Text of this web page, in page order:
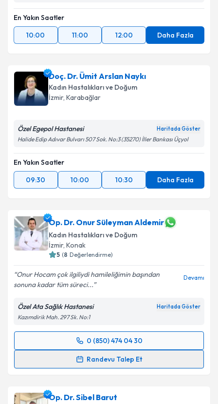
En Yakın Saatler
10:00
11:00 12:00 Daha Fazla
Doç. Dr. Ümit Arslan Naykı
Kadın Hastalıkları ve Doğum
İzmir, Karabağlar
Özel Egepol Hastanesi Haritada Göster
Halide Edip Adıvar Bulvarı 507 Sok. No:3 (35270) İller Bankası Üçyol
En Yakın Saatler
09:30
10:00 10:30 Daha Fazla
Op. Dr. Onur Süleyman Aldemir
Kadın Hastalıkları ve Doğum
İzmir, Konak
5 (8 Değerlendirme)
Onur Hocam çok ilgiliydi hamileliğimin başından
sonuna kadar tüm süreci...
Devamı
Özel Ata Sağlık Hastanesi Haritada Göster
Kazımdirik Mah. 297 Sk. No:1
0 (850) 474 04 30
Randevu Talep Et
Randevu Takvimi Talebi
almanız için bir takvim hazırlandığında e-posta ile
Op. Dr. Sibel Barut